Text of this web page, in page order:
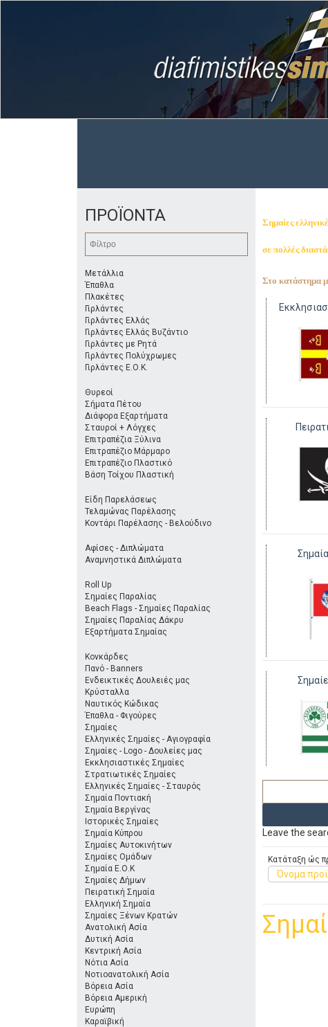
ΠΡΟΪΟΝΤΑ
Μετάλλια
Έπαθλα
Πλακέτες
Γιρλάντες
Γιρλάντες Ελλάς
Γιρλάντες Ελλάς Βυζάντιο
Γιρλάντες με Ρητά
Γιρλάντες Πολύχρωμες
Γιρλάντες Ε.Ο.Κ.
Θυρεοί
Σήματα Πέτου
Διάφορα Εξαρτήματα
Σταυροί + Λόγχες
Επιτραπέζια Ξύλινα
Επιτραπέζιο Μάρμαρο
Επιτραπέζιο Πλαστικό
Βάση Τοίχου Πλαστική
Είδη Παρελάσεως
Τελαμώνας Παρέλασης
Κοντάρι Παρέλασης - Βελούδινο
Αφίσες - Διπλώματα
Αναμνηστικά Διπλώματα
Roll Up
Σημαίες Παραλίας
Beach Flags - Σημαίες Παραλίας
Σημαίες Παραλίας Δάκρυ
Εξαρτήματα Σημαίας
Κονκάρδες
Πανό - Banners
Ενδεικτικές Δουλειές μας
Κρύσταλλα
Ναυτικός Κώδικας
Έπαθλα - Φιγούρες
Σημαίες
Ελληνικές Σημαίες - Αγιογραφία
Σημαίες - Logo - Δουλείες μας
Εκκλησιαστικές Σημαίες
Στρατιωτικές Σημαίες
Ελληνικές Σημαίες - Σταυρός
Σημαία Ποντιακή
Σημαία Βεργίνας
Ιστορικές Σημαίες
Σημαία Κύπρου
Σημαίες Αυτοκινήτων
Σημαίες Ομάδων
Σημαία Ε.Ο.Κ
Σημαίες Δήμων
Πειρατική Σημαία
Ελληνική Σημαία
Σημαίες Ξένων Κρατών
Ανατολική Ασία
Δυτική Ασία
Κεντρική Ασία
Νότια Ασία
Νοτιοανατολική Ασία
Βόρεια Ασία
Βόρεια Αμερική
Ευρώπη
Καραϊβική
Σημαίες
σε πολλές
Στο κατάστημα
Leave the
Κατάταξη ώς
Όνομα